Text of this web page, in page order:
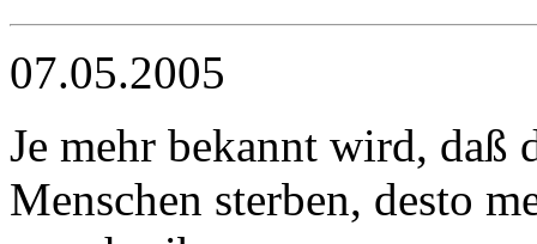
07.05.2005
Je mehr bekannt wird, daß
Menschen sterben, desto